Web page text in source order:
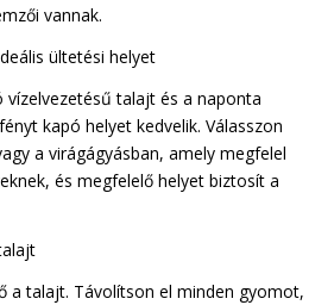
vannak.
ültetési helyet
talajt és a naponta
kapó helyet kedvelik. Válasszon
a virágágyásban, amely megfelel
és megfelelő helyet biztosít a
a talajt. Távolítson el minden gyomot,